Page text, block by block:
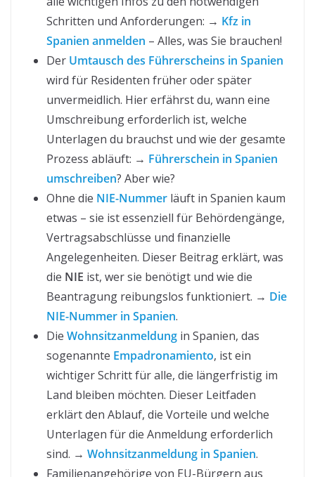
Schritten und Anforderungen: → Kfz in
Spanien anmelden – Alles, was Sie brauchen!
Der Umtausch des Führerscheins in Spanien
wird für Residenten früher oder später
unvermeidlich. Hier erfährst du, wann eine
Umschreibung erforderlich ist, welche
Unterlagen du brauchst und wie der gesamte
Prozess abläuft: → Führerschein in Spanien
umschreiben? Aber wie?
Ohne die NIE-Nummer läuft in Spanien kaum
etwas – sie ist essenziell für Behördengänge,
Vertragsabschlüsse und finanzielle
Angelegenheiten. Dieser Beitrag erklärt, was
die NIE ist, wer sie benötigt und wie die
Beantragung reibungslos funktioniert. → Die
NIE-Nummer in Spanien.
Die Wohnsitzanmeldung in Spanien, das
sogenannte Empadronamiento, ist ein
wichtiger Schritt für alle, die längerfristig im
Land bleiben möchten. Dieser Leitfaden
erklärt den Ablauf, die Vorteile und welche
Unterlagen für die Anmeldung erforderlich
sind. → Wohnsitzanmeldung in Spanien.
Familienangehörige von EU-Bürgern aus